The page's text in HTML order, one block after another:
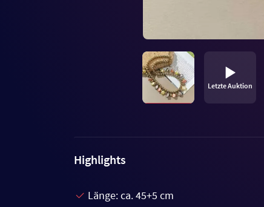
Letzte Auktion
Highlights
Länge: ca. 45+5 cm